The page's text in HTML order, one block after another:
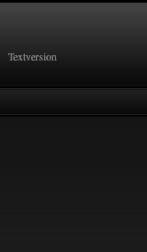
Textversion
Textversion